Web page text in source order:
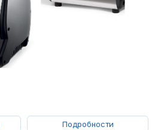
Подробности